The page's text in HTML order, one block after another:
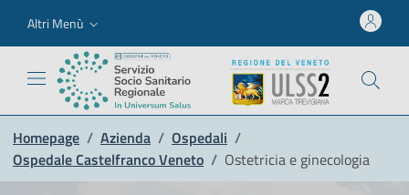
Altri Menù
Homepage / Azienda / Ospedali /
Ospedale Castelfranco Veneto / Ostetricia e ginecologia